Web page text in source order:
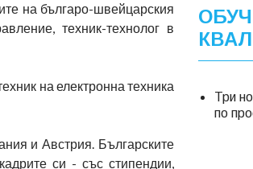
на българо-швейцарския
техник-технолог в
на електронна техника
и Австрия. Българските
си - със стипендии,
Три
по